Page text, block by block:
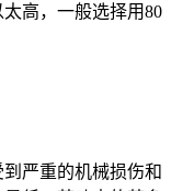
高，一般选择用80
严重的机械损伤和